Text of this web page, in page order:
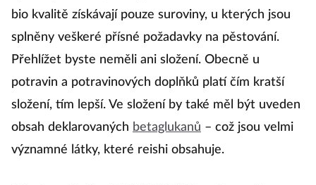
bio kvalitě získávají pouze suroviny, u kterých jsou
splněny veškeré přísné požadavky na pěstování.
Přehlížet byste neměli ani složení. Obecně u
potravin a potravinových doplňků platí čím kratší
složení, tím lepší. Ve složení by také měl být uveden
obsah deklarovaných betaglukanů – což jsou velmi
významné látky, které reishi obsahuje.